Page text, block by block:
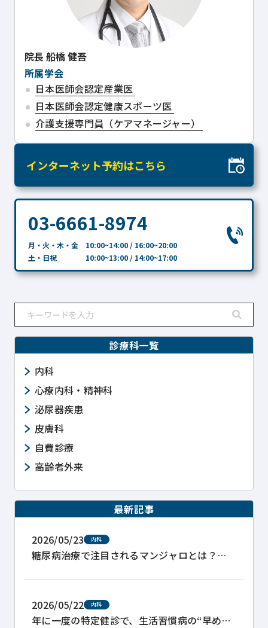
院長 船橋 健吾
所属学会
日本医師会認定産業医
日本医師会認定健康スポーツ医
介護支援専門員（ケアマネージャー）
診療科一覧
内科
心療内科・精神科
泌尿器疾患
皮膚科
自費診療
高齢者外来
最新記事
2026/05/23 内科
糖尿病治療で注目されるマンジャロとは？
2026/05/22 内科
年に一度の特定健診で、生活習慣病の“早めの
インターネット予約はこちら
03-6661-8974
月・火・木・金 10:00~14:00 / 16:00~20:00
土・日祝 10:00~13:00 / 14:00~17:00